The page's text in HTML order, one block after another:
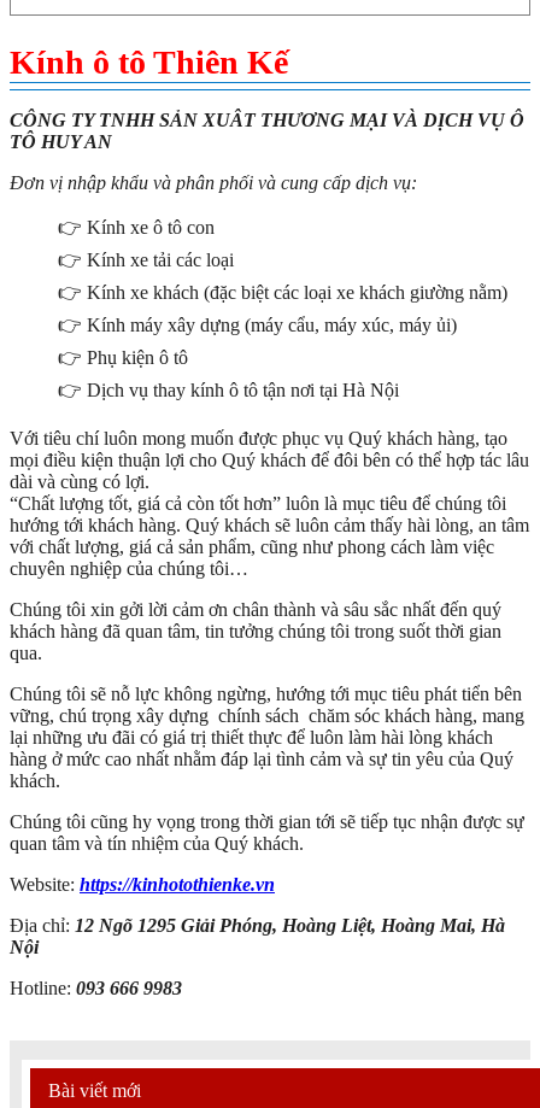
Kính ô tô Thiên Kế
CÔNG TY TNHH SẢN XUÂT THƯƠNG MẠI VÀ DỊCH VỤ Ô
TÔ HUY AN
Đơn vị nhập khẩu và phân phối và cung cấp dịch vụ:
👉 Kính xe ô tô con
👉 Kính xe tải các loại
👉 Kính xe khách (đặc biệt các loại xe khách giường nằm)
👉 Kính máy xây dựng (máy cẩu, máy xúc, máy ủi)
👉 Phụ kiện ô tô
👉 Dịch vụ thay kính ô tô tận nơi tại Hà Nội
Với tiêu chí luôn mong muốn được phục vụ Quý khách hàng, tạo
mọi điều kiện thuận lợi cho Quý khách để đôi bên có thể hợp tác lâu
dài và cùng có lợi.
“Chất lượng tốt, giá cả còn tốt hơn” luôn là mục tiêu để chúng tôi
hướng tới khách hàng. Quý khách sẽ luôn cảm thấy hài lòng, an tâm
với chất lượng, giá cả sản phẩm, cũng như phong cách làm việc
chuyên nghiệp của chúng tôi…
Chúng tôi xin gởi lời cảm ơn chân thành và sâu sắc nhất đến quý
khách hàng đã quan tâm, tin tưởng chúng tôi trong suốt thời gian
qua.
Chúng tôi sẽ nỗ lực không ngừng, hướng tới mục tiêu phát tiển bên
vững, chú trọng xây dựng chính sách chăm sóc khách hàng, mang
lại những ưu đãi có giá trị thiết thực để luôn làm hài lòng khách
hàng ở mức cao nhất nhằm đáp lại tình cảm và sự tin yêu của Quý
khách.
Chúng tôi cũng hy vọng trong thời gian tới sẽ tiếp tục nhận được sự
quan tâm và tín nhiệm của Quý khách.
Website: https://kinhotothienke.vn
Địa chỉ: 12 Ngõ 1295 Giải Phóng, Hoàng Liệt, Hoàng Mai, Hà
Nội
Hotline: 093 666 9983
Bài viết mới